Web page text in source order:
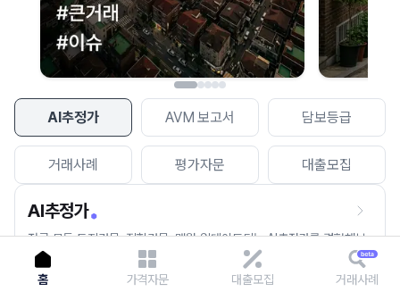
AI추정가 AVM 보고서 담보등급
거래사례 평가자문 대출모집
AI추정가
전국 모든 토지건물, 집합건물, 매월 업데이트되는 AI추정가를 경험해보
세요.
홈 가격자문 대출모집 거래사례